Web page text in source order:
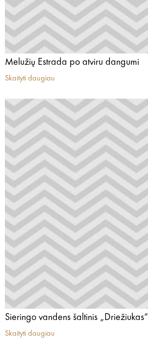
Melužių Estrada po atviru dangumi
Skaityti daugiau
Sieringo vandens šaltinis „Driežiukas“
Skaityti daugiau